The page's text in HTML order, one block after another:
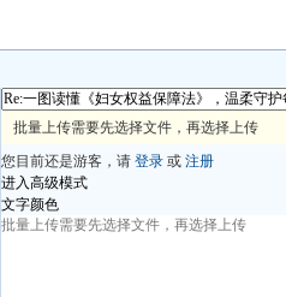
批量上传需要先选择文件，再选择上传
您目前还是游客，请 登录 或 注册
进入高级模式
文字颜色